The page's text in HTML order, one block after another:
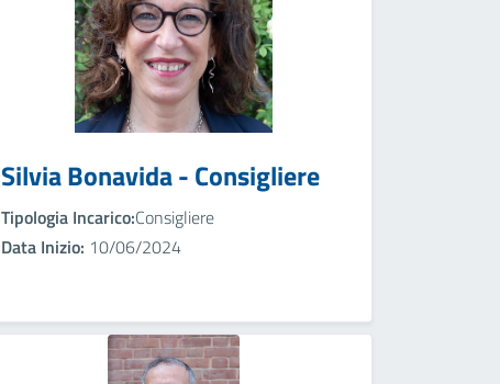
Silvia Bonavida - Consigliere
Tipologia Incarico:Consigliere
Data Inizio: 10/06/2024